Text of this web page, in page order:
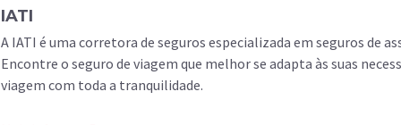
IATI
A IATI é uma corretora de seguros especializada em seguros de
Encontre o seguro de viagem que melhor se adapta às suas
viagem com toda a tranquilidade.